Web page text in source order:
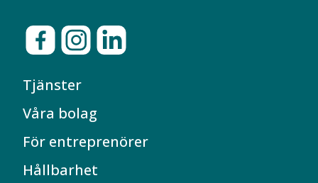
Tjänster
Våra bolag
För entreprenörer
Hållbarhet